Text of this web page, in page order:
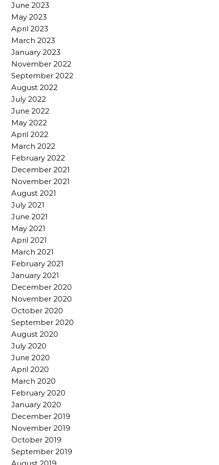
June 2023
May 2023
April 2023
March 2023
January 2023
November 2022
September 2022
August 2022
July 2022
June 2022
May 2022
April 2022
March 2022
February 2022
December 2021
November 2021
August 2021
July 2021
June 2021
May 2021
April 2021
March 2021
February 2021
January 2021
December 2020
November 2020
October 2020
September 2020
August 2020
July 2020
June 2020
April 2020
March 2020
February 2020
January 2020
December 2019
November 2019
October 2019
September 2019